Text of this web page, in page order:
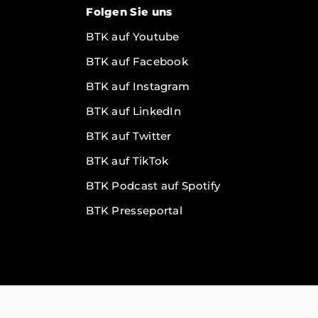
Folgen Sie uns
BTK auf Youtube
BTK auf Facebook
BTK auf Instagram
BTK auf LinkedIn
BTK auf Twitter
BTK auf TikTok
BTK Podcast auf Spotify
BTK Presseportal